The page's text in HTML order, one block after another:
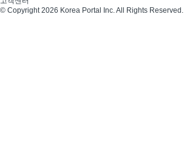
© Copyright 2026 Korea Portal Inc. All Rights Reserved.